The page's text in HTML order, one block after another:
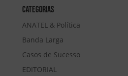
Categorias
ANATEL & Política
Banda Larga
Casos de Sucesso
EDITORIAL